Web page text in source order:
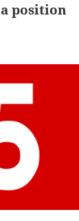
position